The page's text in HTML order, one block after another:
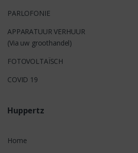
PARLOFONIE
APPARATUUR VERHUUR
(Via uw groothandel)
FOTOVOLTAÏSCH
COVID 19
Huppertz
Home